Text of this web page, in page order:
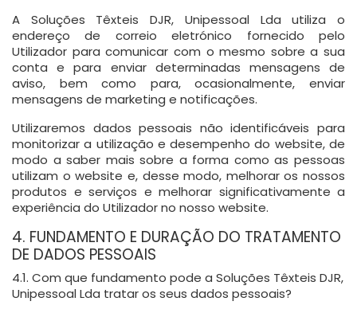
A Soluções Têxteis DJR, Unipessoal Lda utiliza o
endereço de correio eletrónico fornecido pelo
Utilizador para comunicar com o mesmo sobre a sua
conta e para enviar determinadas mensagens de
aviso, bem como para, ocasionalmente, enviar
mensagens de marketing e notificações.
Utilizaremos dados pessoais não identificáveis para
monitorizar a utilização e desempenho do website, de
modo a saber mais sobre a forma como as pessoas
utilizam o website e, desse modo, melhorar os nossos
produtos e serviços e melhorar significativamente a
experiência do Utilizador no nosso website.
4. FUNDAMENTO E DURAÇÃO DO TRATAMENTO
DE DADOS PESSOAIS
4.1. Com que fundamento pode a Soluções Têxteis DJR,
Unipessoal Lda tratar os seus dados pessoais?